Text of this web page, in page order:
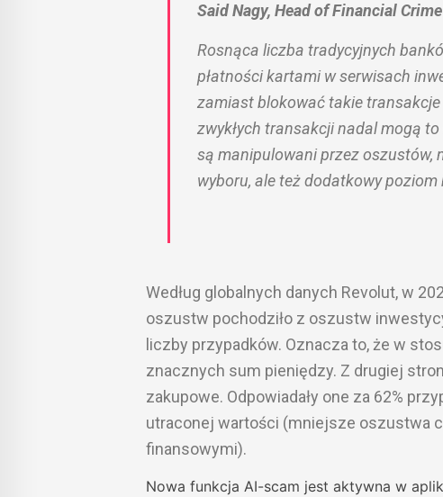
Said Nagy, Head of Financial
Rosnąca liczba tradycyjnych
płatności kartami w serwisach
zamiast blokować takie transakcje
zwykłych transakcji nadal mogą
są manipulowani przez oszustów,
wyboru, ale też dodatkowy
Według globalnych danych Revolut, w
oszustw pochodziło z oszustw
liczby przypadków. Oznacza to, że w
znacznych sum pieniędzy. Z drugiej
zakupowe. Odpowiadały one za 62%
utraconej wartości (mniejsze oszustwa
finansowymi).
Nowa funkcja AI-scam jest aktywna w